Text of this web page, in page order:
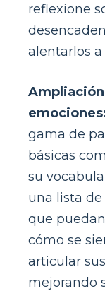
reflexione
alentarlos
gama de
básicas
su
una lista
que
cómo se
articular
mejorando